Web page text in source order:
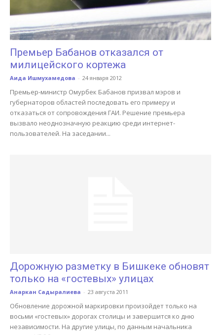
Премьер Бабанов отказался от
милицейского кортежа
Аида Ишмухамедова - 24 января 2012
Премьер-министр Омурбек Бабанов призвал мэров и
губернаторов областей последовать его примеру и
отказаться от сопровождения ГАИ. Решение премьера
вызвало неоднозначную реакцию среди интернет-
пользователей. На заседании...
Дорожную разметку в Бишкеке обновят
только на «гостевых» улицах
Анаркан Садыралиева - 23 августа 2011
Обновление дорожной маркировки произойдет только на
восьми «гостевых» дорогах столицы и завершится ко дню
независимости. На другие улицы, по данным начальника